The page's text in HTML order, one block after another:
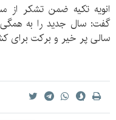
انویه تکیه ضمن تشکر از
گفت: سال جدید را به
سالی پر خیر و برکت برای